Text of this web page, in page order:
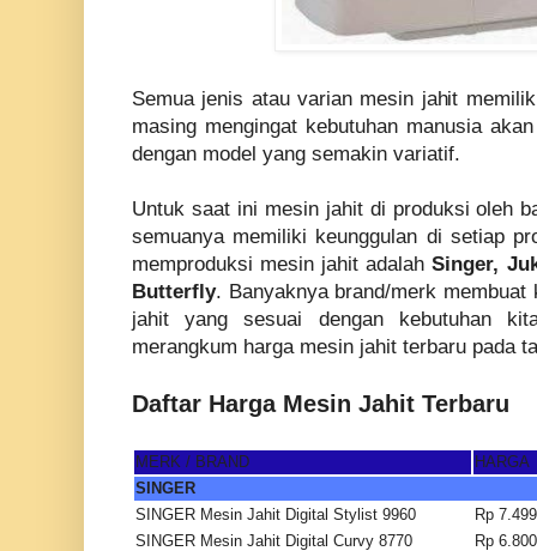
Semua jenis atau varian mesin jahit
masing mengingat kebutuhan manusia
dengan model yang semakin variatif.
Untuk saat ini mesin jahit di produksi oleh
semuanya memiliki keunggulan di setiap
memproduksi mesin jahit adalahSinger,
Butterfly. Banyaknya brand/merk
jahit yang sesuai dengan kebutuhan
merangkum harga mesin jahit terbaru pada
Daftar Harga Mesin Jahit Terbaru
MERK / BRAND
HARGA
SINGER
SINGER Mesin Jahit Digital Stylist 9960
Rp
SINGER Mesin Jahit Digital Curvy 8770
Rp